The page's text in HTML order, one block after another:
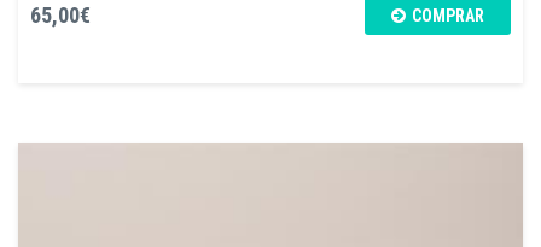
65,00€ COMPRAR